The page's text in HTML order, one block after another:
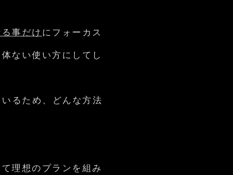
事だけにフォーカス
ない使い方にしてし
るため、どんな方法
理想のプランを組み